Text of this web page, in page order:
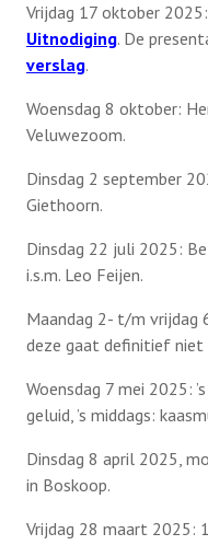
Vrijdag 17 oktober
Uitnodiging. De
verslag.
Woensdag 8 oktober:
Veluwezoom.
Dinsdag 2 september
Giethoorn.
Dinsdag 22 juli 2025:
i.s.m. Leo Feijen.
Maandag 2- t/m vrijdag
deze gaat definitief niet
Woensdag 7 mei 2025:
geluid, ’s middags:
Dinsdag 8 april 2025,
in Boskoop.
Vrijdag 28 maart 2025: